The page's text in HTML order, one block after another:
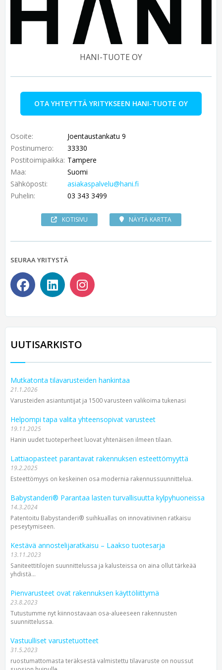
HANI-TUOTE OY
OTA YHTEYTTÄ YRITYKSEEN HANI-TUOTE OY
Osoite:
Joentaustankatu 9
Postinumero:
33330
Postitoimipaikka: Tampere
Maa:
Suomi
Sähköposti:
asiakaspalvelu@hani.fi
Puhelin:
03 343 3499
KOTISIVU NÄYTÄ KARTTA
SEURAA YRITYSTÄ
UUTISARKISTO
Mutkatonta tilavarusteiden hankintaa
21.1.2026
Varusteiden asiantuntijat ja 1500 varusteen valikoima tukenasi
Helpompi tapa valita yhteensopivat varusteet
19.11.2025
Hanin uudet tuoteperheet luovat yhtenäisen ilmeen tilaan.
Lattiaopasteet parantavat rakennuksen esteettömyyttä
19.2.2025
Esteettömyys on keskeinen osa modernia rakennussuunnittelua.
Babystanderi® Parantaa lasten turvallisuutta kylpyhuoneissa
14.3.2024
Patentoitu Babystanderi® suihkuallas on innovatiivinen ratkaisu
peseytymiseen.
Kestävä annostelijaratkaisu – Laakso tuotesarja
13.11.2023
Saniteettitilojen suunnittelussa ja kalusteissa on aina ollut tärkeää
yhdistä...
Pienvarusteet ovat rakennuksen käyttöliittymä
23.8.2023
Tutustumme nyt kiinnostavaan osa-alueeseen rakennusten
suunnittelussa.
Vastuulliset varustetuotteet
31.5.2023
ruostumattomasta teräksestä valmistettu tilavaruste on noussut